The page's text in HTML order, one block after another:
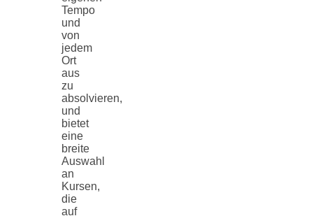
Tempo
und
von
jedem
Ort
aus
zu
absolvieren,
und
bietet
eine
breite
Auswahl
an
Kursen,
die
auf